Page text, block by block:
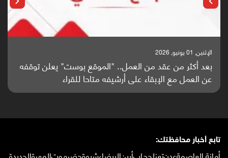
الإثنين, 25 مايو, 2026
باحثون من اليمن يدخلون سباق أبحاث ألزهايمر بدراسة
واعدة منشورة عالميا (ترجمة)
تابع أخبار محافظتك: